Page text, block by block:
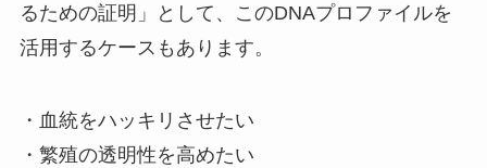
るための証明」として、このDNAプロファイルを
活用するケースもあります。
・血統をハッキリさせたい
・繁殖の透明性を高めたい